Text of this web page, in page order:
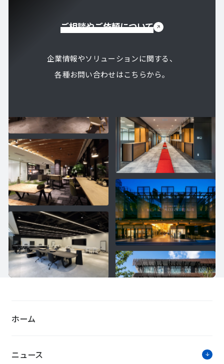
ご相談やご依頼について
企業情報やソリューションに関する、
各種お問い合わせはこちらから。
ホーム
ニュース